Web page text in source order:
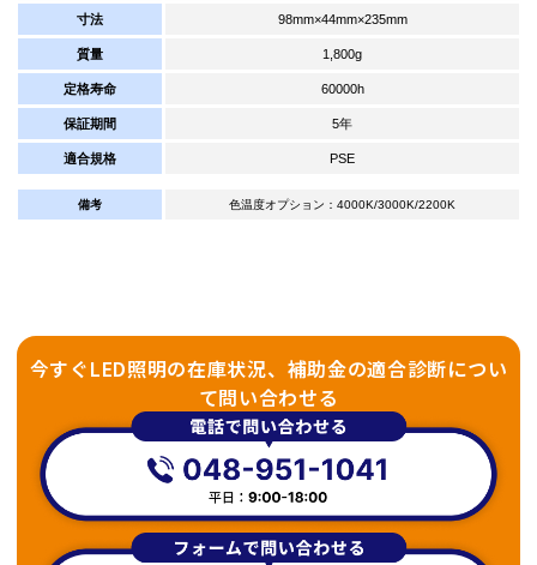
寸法 98mm×44mm×235mm
質量 1,800g
定格寿命 60000h
保証期間 5年
適合規格 PSE
備考 色温度オプション：4000K/3000K/2200K
今すぐLED照明の在庫状況、補助金の適合診断につい
て問い合わせる